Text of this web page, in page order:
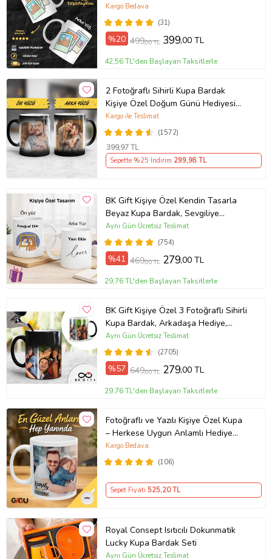
(31)
Kargo Bedava
%20 499,00 TL 399,00 TL
42,56 TL'den Başlayan Taksitlerle
2 Fotoğraflı Sihirli Kupa Bardak
Kişiye Özel Doğum Günü Hediyesi
Sevgiliye Hediye Anneye Babaya
Ablaya Abiye Kız Erkek Kardeşe
Arkadaşa Resimli Günü Yıl Dönümü
Hediyesi
(1572)
Kargo ile Teslimat
399,97 TL
Sepette %25 İndirim 299,98 TL
BK Gift Kişiye Özel Kendin Tasarla
Beyaz Kupa Bardak, Sevgiliye
Hediye, Arkadaşa Hediye, Doğum
Günü Hediyesi(754)
Aynı Gün Ücretsiz Teslimat
%41 469,00 TL 279,00 TL
29,76 TL'den Başlayan Taksitlerle
BK Gift Kişiye Özel 3 Fotoğraflı Sihirli
Kupa Bardak, Arkadaşa Hediye,
Sevgiliye Hediye
(2705)
Aynı Gün Ücretsiz Teslimat
%57 649,00 TL 279,00 TL
29,76 TL'den Başlayan Taksitlerle
Fotoğraflı ve Yazılı Kişiye Özel Kupa
– Herkese Uygun Anlamlı Hediye
Porselen Baskılı Kupa (Beyaz)
(106)
Kargo Bedava
Sepet Fiyatı 525,20 TL
Royal Consept Isıtıcılı Dokunmatik
Lucky Kupa Bardak Seti
Aynı Gün Ücretsiz Teslimat